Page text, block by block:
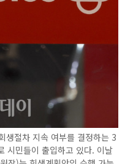
생절차 지속 여부를 결정하는 3
시민들이 출입하고 있다. 이날